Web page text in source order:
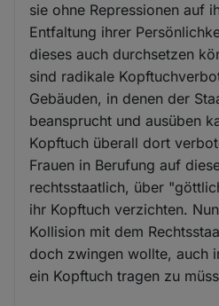
sie ohne Repressionen auf
Entfaltung ihrer
dieses auch durchsetzen
sind radikale
Gebäuden, in denen der
beansprucht und ausüben
Kopftuch überall dort
Frauen in Berufung auf
rechtsstaatlich, über
ihr Kopftuch verzichten.
Kollision mit dem
doch zwingen wollte, auch
ein Kopftuch tragen zu